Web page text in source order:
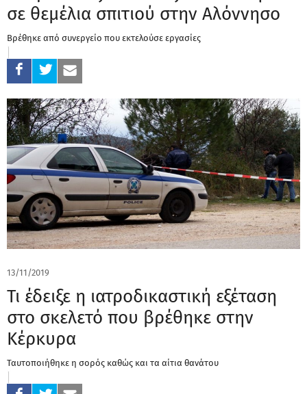
σε θεμέλια σπιτιού στην Αλόννησο
Βρέθηκε από συνεργείο που εκτελούσε εργασίες
13/11/2019
Τι έδειξε η ιατροδικαστική εξέταση
στο σκελετό που βρέθηκε στην
Κέρκυρα
Ταυτοποιήθηκε η σορός καθώς και τα αίτια θανάτου